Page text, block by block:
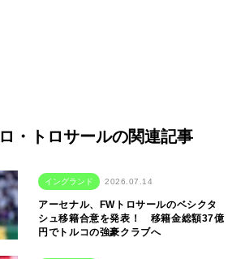
・トロサールの関連記事
イングランド 2026.07.14
アーセナル、FWトロサールのベシクタ
シュ移籍合意を発表！ 移籍金総額37億
円でトルコの強豪クラブへ